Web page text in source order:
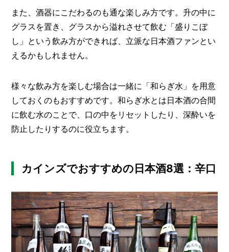
また、酒器にこだわるのも通な楽しみ方です。升の中に
グラスを置き、グラスから溢れさせて飲む「盛りこぼ
し」という飲み方ができれば、立派な日本酒ファンとい
えるかもしれません。
様々な飲み方を楽しむ場合は一緒に「和らぎ水」を用意
しておくのもおすすめです。和らぎ水とは日本酒の合間
に飲む水のことで、口の中をリセットしたり、深酔いを
防止したりするのに役立ちます。
カインズでおすすめの日本酒8選：辛口